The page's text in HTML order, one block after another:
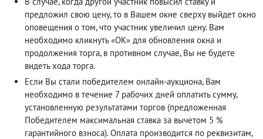
предложил свою цену, то в Вашем окне сверху выйдет окно
оповещения о том, что участник увеличил цену. Вам
необходимо кликнуть «ОК» для обновления окна и
продолжения торга, в противном случае, Вы не будете
видеть хода торга.
Если Вы стали победителем онлайн-аукциона, Вам
необходимо в течение 7 рабочих дней оплатить сумму,
установленную результатами торгов (предложенная
Победителем максимальная ставка за вычетом 5 %
гарантийного взноса). Оплата производится по реквизитам,